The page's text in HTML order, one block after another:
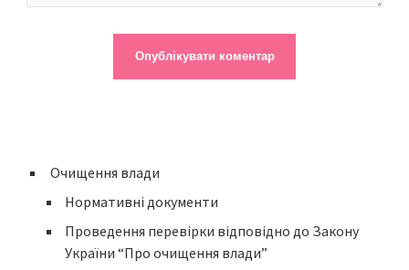
Очищення влади
Нормативні документи
Проведення перевірки відповідно до Закону
України “Про очищення влади”